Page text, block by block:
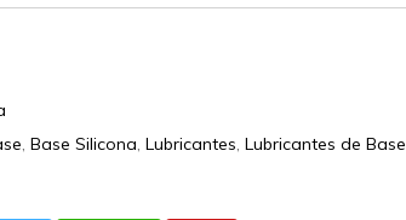
,Base Silicona,Lubricantes,Lubricantes de Base